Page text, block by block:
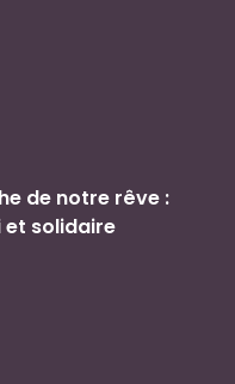
de notre rêve :
et solidaire